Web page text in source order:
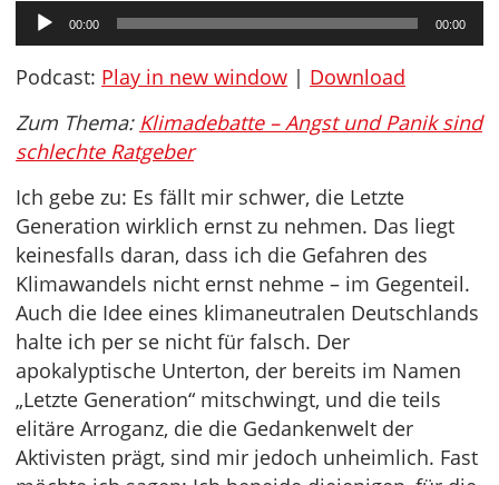
Audio-
Player
00:00 00:00
Podcast: Play in new window | Download
Zum Thema: Klimadebatte – Angst und Panik sind
schlechte Ratgeber
Ich gebe zu: Es fällt mir schwer, die Letzte
Generation wirklich ernst zu nehmen. Das liegt
keinesfalls daran, dass ich die Gefahren des
Klimawandels nicht ernst nehme – im Gegenteil.
Auch die Idee eines klimaneutralen Deutschlands
halte ich per se nicht für falsch. Der
apokalyptische Unterton, der bereits im Namen
„Letzte Generation“ mitschwingt, und die teils
elitäre Arroganz, die die Gedankenwelt der
Aktivisten prägt, sind mir jedoch unheimlich. Fast